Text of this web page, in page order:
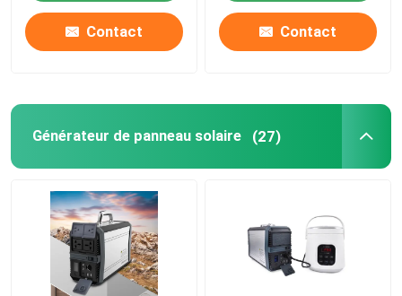
Contact Contact
Générateur de panneau solaire (27)